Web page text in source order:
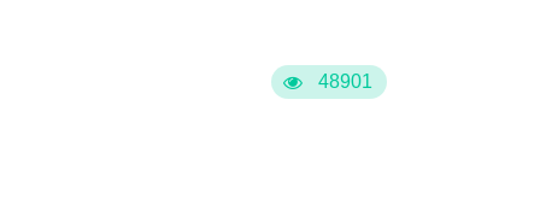
48901